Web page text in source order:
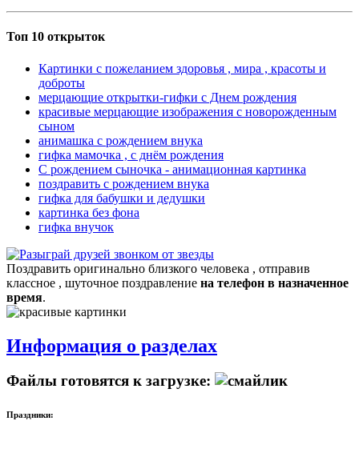
Топ 10 открыток
Картинки с пожеланием здоровья , мира , красоты и
доброты
мерцающие открытки-гифки с Днем рождения
красивые мерцающие изображения с новорожденным
сыном
анимашка с рождением внука
гифка мамочка , с днём рождения
С рождением сыночка - анимационная картинка
поздравить с рождением внука
гифка для бабушки и дедушки
картинка без фона
гифка внучок
Поздравить оригинально близкого человека , отправив
классное , шуточное поздравление на телефон в назначенное
время.
Информация о разделах
Файлы готовятся к загрузке:
Праздники: